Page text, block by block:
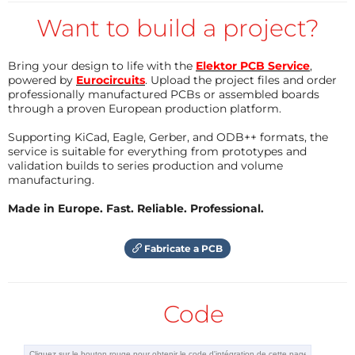
The low-distortion analog 1 kHz generator featured in
the July 2024 issue of *Elektor* was built primarily
using SMD components. Here is a version that uses
exclusively leaded components. The PCB was
designed for installation in a larger Teko enclosure,
unit.
The differential output signal is available via BNC
connectors; alternative connectors can also be
attached at K4.
version, and the setup and calibration procedures
select gain settings of x1, x2, or x4 (0 dB, 6 dB, or 12
Op-amps in DIL8 packages can be used, or SOIC8
Répondre
Want to build a project?
Bring your design to life with the Elektor PCB Service,
powered by Eurocircuits. Upload the project files and order
professionally manufactured PCBs or assembled boards
through a proven European production platform.
Supporting KiCad, Eagle, Gerber, and ODB++ formats, the
service is suitable for everything from prototypes and
validation builds to series production and volume
manufacturing.
Made in Europe. Fast. Reliable. Professional.
Fabricate a PCB
Code